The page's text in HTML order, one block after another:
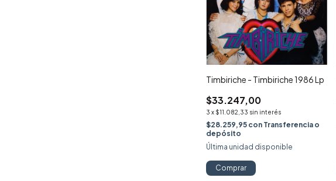
Timbiriche - Timbiriche 1986 Lp
$33.247,00
3 x $11.082,33 sin interés
$28.259,95 con Transferencia o
depósito
Última unidad disponible
Comprar